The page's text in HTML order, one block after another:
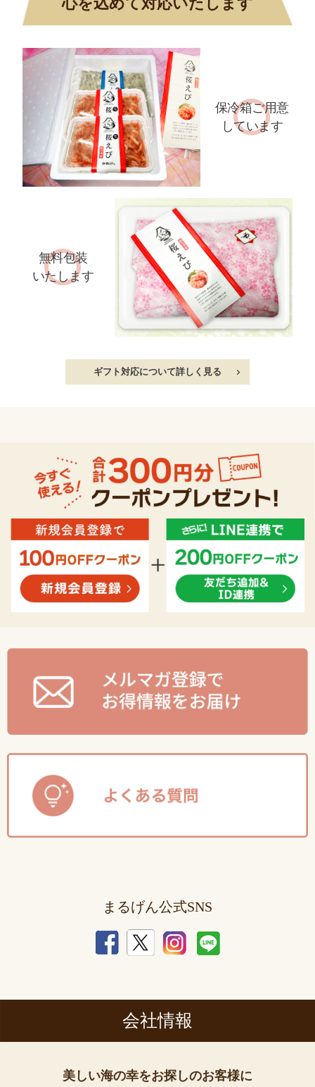
保冷箱ご用意
しています
無料包装
いたします
ギフト対応について詳しく見る
まるげん公式SNS
会社情報
美しい海の幸をお探しのお客様に